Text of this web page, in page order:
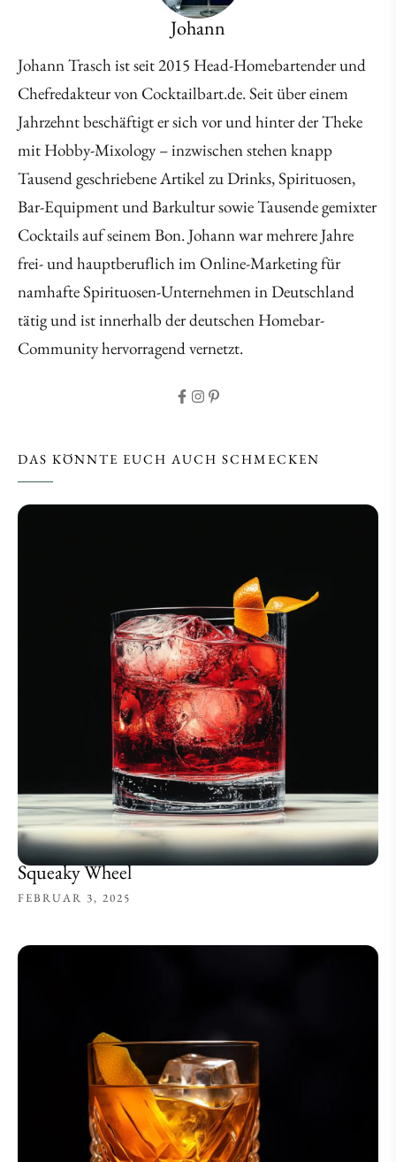
Johann
Johann Trasch ist seit 2015 Head-Homebartender und
Chefredakteur von Cocktailbart.de. Seit über einem
Jahrzehnt beschäftigt er sich vor und hinter der Theke
mit Hobby-Mixology – inzwischen stehen knapp
Tausend geschriebene Artikel zu Drinks, Spirituosen,
Bar-Equipment und Barkultur sowie Tausende gemixter
Cocktails auf seinem Bon. Johann war mehrere Jahre
frei- und hauptberuflich im Online-Marketing für
namhafte Spirituosen-Unternehmen in Deutschland
tätig und ist innerhalb der deutschen Homebar-
Community hervorragend vernetzt.
DAS KÖNNTE EUCH AUCH SCHMECKEN
Squeaky Wheel
FEBRUAR 3, 2025